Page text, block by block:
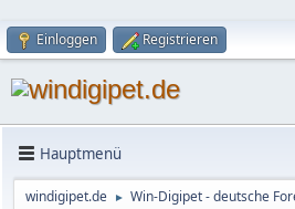
Einloggen Registrieren
Hauptmenü
windigipet.de ► Win-Digipet - deutsche